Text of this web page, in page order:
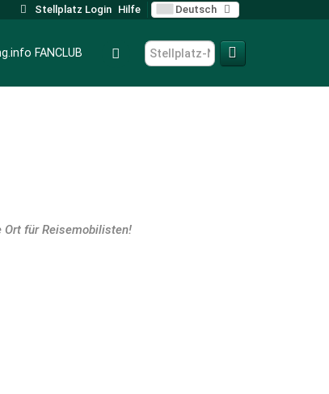
Stellplatz Login Hilfe Deutsch
FANCLUB
für Reisemobilisten!